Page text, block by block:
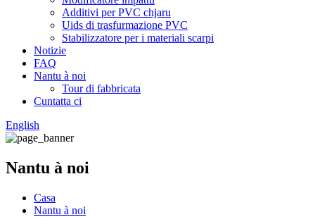
Additivi per PVC chjaru
Uids di trasfurmazione PVC
Stabilizzatore per i materiali scarpi
Notizie
FAQ
Nantu à noi
Tour di fabbricata
Cuntatta ci
English
Nantu à noi
Casa
Nantu à noi